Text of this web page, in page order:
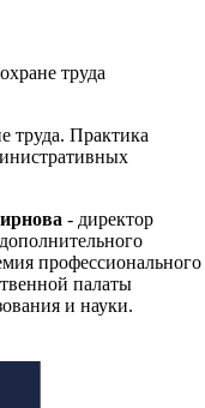
труда
труда. Практика
- директор
профессионального
палаты
и науки.